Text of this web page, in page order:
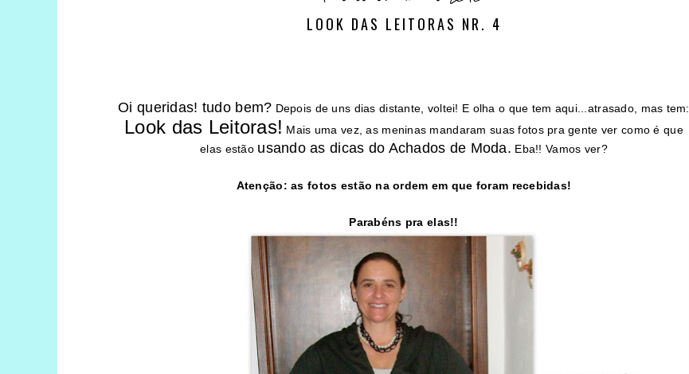
LOOK DAS LEITORAS NR. 4
Oi queridas! tudo bem? Depois de uns dias distante, voltei! E olha o que tem aqui...atrasado, mas tem:
Look das Leitoras! Mais uma vez, as meninas mandaram suas fotos pra gente ver como é que
elas estão usando as dicas do Achados de Moda. Eba!! Vamos ver?
Atenção: as fotos estão na ordem em que foram recebidas!
Parabéns pra elas!!